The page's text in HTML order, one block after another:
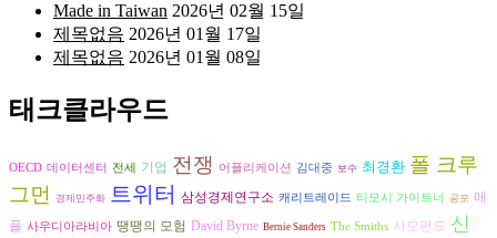
Made in Taiwan 2026년 02월 15일
제목없음 2026년 01월 17일
제목없음 2026년 01월 08일
태크클라우드
OECD 데이터센터 전세 기업 전쟁 어플리케이션 김대중 보수 최경환 폴 크루
그먼
경제민주화 트위터 삼성경제연구소 캐리트레이드 티모시 가이트너 공포 애
플 사우디아라비아 땡땡의 모험 David Byrne Bernie Sanders The Smiths 사모펀드 신